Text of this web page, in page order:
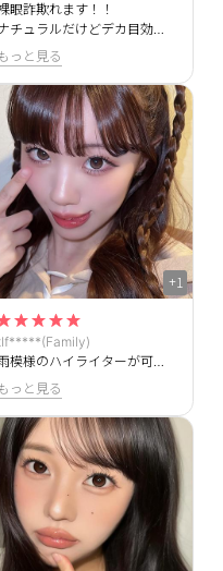
眼詐欺れます！！
チュラルだけどデカ目効果もあるからずっと使える！
っと見る
+1
っと見る